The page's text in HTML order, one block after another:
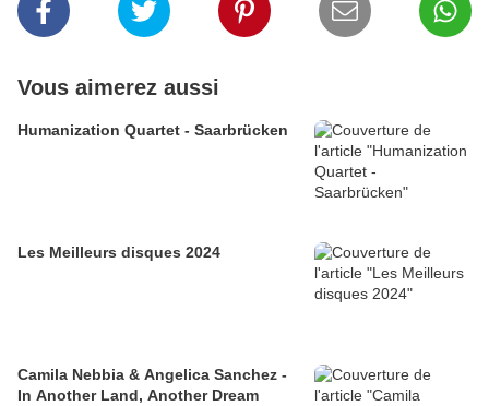
Vous aimerez aussi
Humanization Quartet - Saarbrücken
Les Meilleurs disques 2024
Camila Nebbia & Angelica Sanchez -
In Another Land, Another Dream